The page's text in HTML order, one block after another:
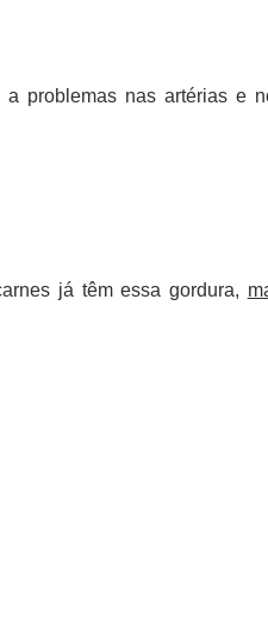
a problemas nas artérias e
já têm essa gordura,